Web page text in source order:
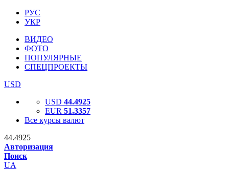
РУС
УКР
ВИДЕО
ФОТО
ПОПУЛЯРНЫЕ
СПЕЦПРОЕКТЫ
USD
USD 44.4925
EUR 51.3357
Все курсы валют
44.4925
Авторизация
Поиск
UA